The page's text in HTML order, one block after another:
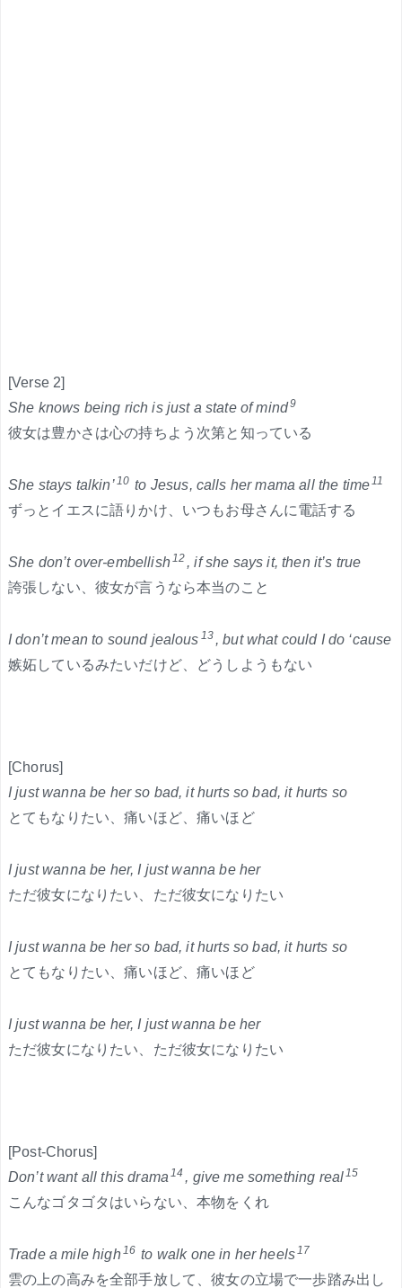
[Verse 2]
She knows being rich is just a state of mind9
彼女は豊かさは心の持ちよう次第と知っている
She stays talkin’10 to Jesus, calls her mama all the time11
ずっとイエスに語りかけ、いつもお母さんに電話する
She don’t over-embellish12 , if she says it, then it’s true
誇張しない、彼女が言うなら本当のこと
I don’t mean to sound jealous 13 , but what could I do ‘cause
嫉妬しているみたいだけど、どうしようもない
[Chorus]
I just wanna be her so bad, it hurts so bad, it hurts so
とてもなりたい、痛いほど、痛いほど
I just wanna be her, I just wanna be her
ただ彼女になりたい、ただ彼女になりたい
I just wanna be her so bad, it hurts so bad, it hurts so
とてもなりたい、痛いほど、痛いほど
I just wanna be her, I just wanna be her
ただ彼女になりたい、ただ彼女になりたい
[Post-Chorus]
Don’t want all this drama 14 , give me something real15
こんなゴタゴタはいらない、本物をくれ
Trade a mile high16 to walk one in her heels17
雲の上の高みを全部手放して、彼女の立場で一歩踏み出し